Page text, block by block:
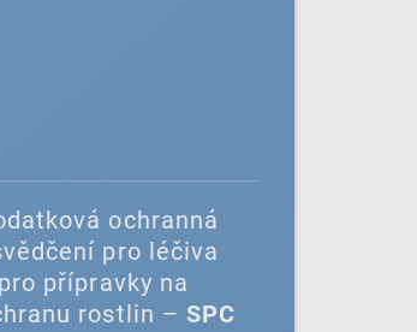
ochranná
pro léčiva
přípravky na
rostlin – SPC